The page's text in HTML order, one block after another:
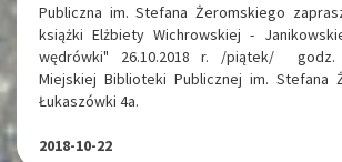
Publiczna im. Stefana Żeromskiego
książki Elżbiety Wichrowskiej -
wędrówki" 26.10.2018 r. /piątek/ godz.
Miejskiej Biblioteki Publicznej im. Stefana
Łukaszówki 4a.
2018-10-22